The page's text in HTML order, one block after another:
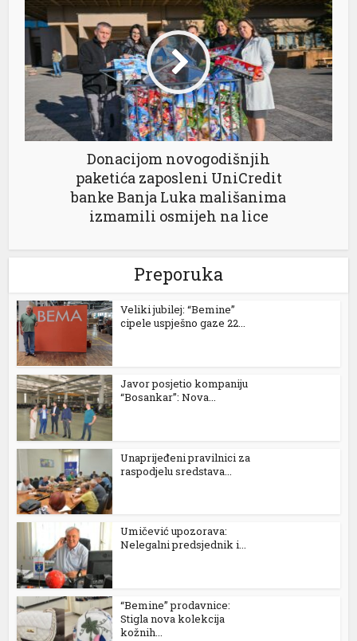
Donacijom novogodišnjih
paketića zaposleni UniCredit
banke Banja Luka mališanima
izmamili osmijeh na lice
Preporuka
Veliki jubilej: “Bemine”
cipele uspješno gaze 22...
Javor posjetio kompaniju
“Bosankar”: Nova...
Unaprijeđeni pravilnici za
raspodjelu sredstava...
Umičević upozorava:
Nelegalni predsjednik i...
“Bemine” prodavnice:
Stigla nova kolekcija
kožnih...